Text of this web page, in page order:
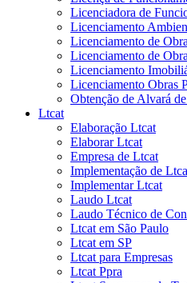
Licenciadora de
Licenciamento
Licenciamento de
Licenciamento de
Licenciamento
Licenciamento Obras
Obtenção de Alvará
Ltcat
Elaboração Ltcat
Elaborar Ltcat
Empresa de Ltcat
Implementação de
Implementar Ltcat
Laudo Ltcat
Laudo Técnico de
Ltcat em São Paulo
Ltcat em SP
Ltcat para Empresas
Ltcat Ppra